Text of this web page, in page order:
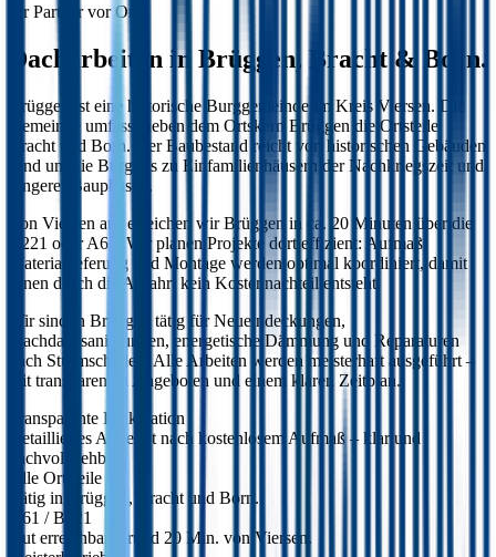
Ihr Partner vor Ort
Dacharbeiten in Brüggen, Bracht & Born.
Brüggen ist eine historische Burggemeinde im Kreis Viersen. Die
Gemeinde umfasst neben dem Ortskern Brüggen die Ortsteile
Bracht und Born. Der Baubestand reicht von historischen Gebäuden
rund um die Burg bis zu Einfamilienhäusern der Nachkriegszeit und
jüngerer Bauphasen.
Von Viersen aus erreichen wir Brüggen in ca. 20 Minuten über die
B221 oder A61. Wir planen Projekte dort effizient: Aufmaß,
Materiallieferung und Montage werden optimal koordiniert, damit
Ihnen durch die Anfahrt kein Kostennachteil entsteht.
Wir sind in Brüggen tätig für Neueindeckungen,
Flachdachsanierungen, energetische Dämmung und Reparaturen
nach Sturmschäden. Alle Arbeiten werden meisterhaft ausgeführt –
mit transparenten Angeboten und einem klaren Zeitplan.
Transparente Kalkulation
Detailliertes Angebot nach kostenlosem Aufmaß – klar und
nachvollziehbar.
Alle Ortsteile
Tätig in Brüggen, Bracht und Born.
A61 / B221
Gut erreichbar – rund 20 Min. von Viersen.